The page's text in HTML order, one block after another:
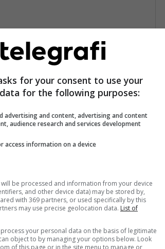
me Pablo Picasson
e artistëve të
for your consent to use your
for the following purposes:
advertising and content, advertising and content
audience research and services development
access information on a device
be processed and information from your device
and other device data) may be stored by,
with 369 partners, or used specifically by this
may use precise geolocation data. List of
your personal data on the basis of legitimate
object to by managing your options below. Look
of this page or in the site menu to manage or